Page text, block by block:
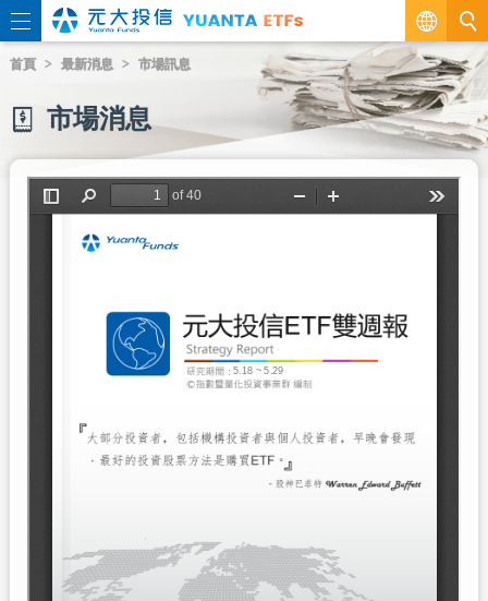
繁
EN
首頁 最新消息 市場訊息
市場消息